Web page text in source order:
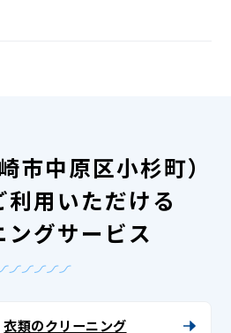
市中原区小杉町）
用いただける
ングサービス
衣類のクリーニング